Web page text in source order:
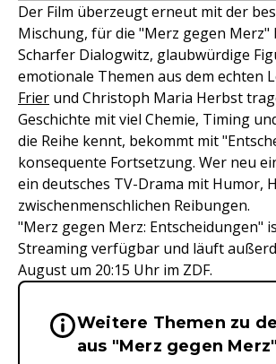
Der Film überzeugt erneut mit der
Mischung, für die "Merz gegen Merz"
Scharfer Dialogwitz, glaubwürdige
emotionale Themen aus dem echten
Frier und Christoph Maria Herbst
Geschichte mit viel Chemie, Timing
die Reihe kennt, bekommt mit
konsequente Fortsetzung. Wer neu
ein deutsches TV-Drama mit Humor,
zwischenmenschlichen Reibungen.
"Merz gegen Merz: Entscheidungen"
Streaming verfügbar und läuft
August um 20:15 Uhr im ZDF.
Wichtige Hinweise &
Weitere Themen zu
aus "Merz gegen Merz"